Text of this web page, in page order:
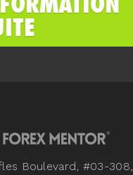
Boulevard, #03-308,